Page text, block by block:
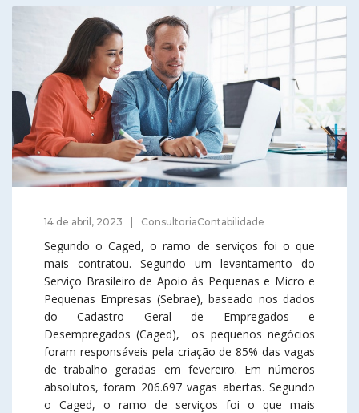
14 de abril, 2023 ConsultoriaContabilidade
Segundo o Caged, o ramo de serviços foi o que
mais contratou. Segundo um levantamento do
Serviço Brasileiro de Apoio às Pequenas e Micro e
Pequenas Empresas (Sebrae), baseado nos dados
do Cadastro Geral de Empregados e
Desempregados (Caged), os pequenos negócios
foram responsáveis pela criação de 85% das vagas
de trabalho geradas em fevereiro. Em números
absolutos, foram 206.697 vagas abertas. Segundo
o Caged, o ramo de serviços foi o que mais